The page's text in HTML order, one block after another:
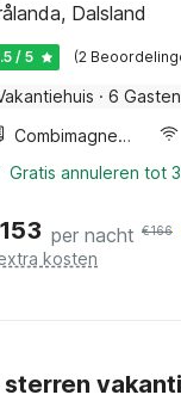
Dalsland
/ 5 (2
· 6 Gasten
Combimagnetron
Gratis annuleren tot
153 per nacht €166
kosten
sterren